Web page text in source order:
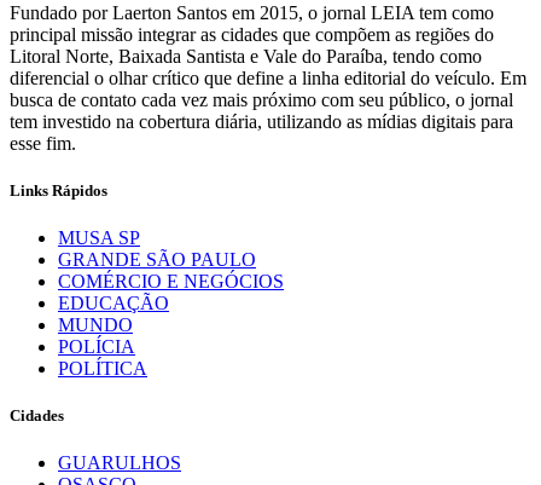
Fundado por Laerton Santos em 2015, o jornal LEIA tem como
principal missão integrar as cidades que compõem as regiões do
Litoral Norte, Baixada Santista e Vale do Paraíba, tendo como
diferencial o olhar crítico que define a linha editorial do veículo. Em
busca de contato cada vez mais próximo com seu público, o jornal
tem investido na cobertura diária, utilizando as mídias digitais para
esse fim.
Links Rápidos
MUSA SP
GRANDE SÃO PAULO
COMÉRCIO E NEGÓCIOS
EDUCAÇÃO
MUNDO
POLÍCIA
POLÍTICA
Cidades
GUARULHOS